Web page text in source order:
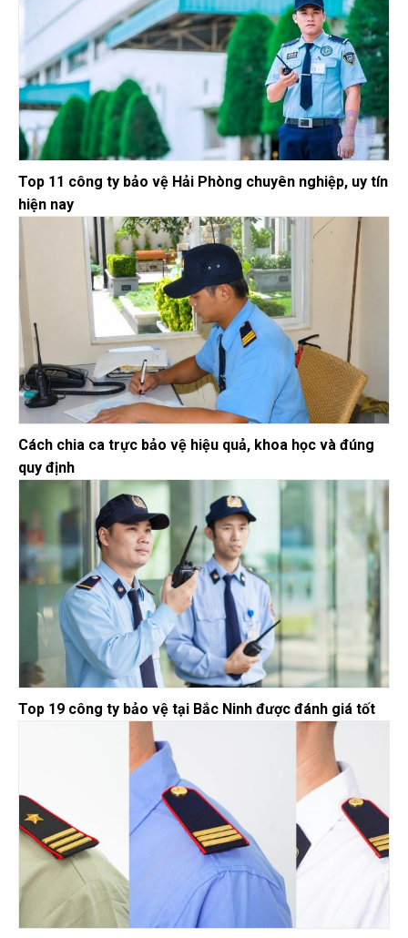
Top 11 công ty bảo vệ Hải Phòng chuyên nghiệp, uy tín
hiện nay
Cách chia ca trực bảo vệ hiệu quả, khoa học và đúng
quy định
Top 19 công ty bảo vệ tại Bắc Ninh được đánh giá tốt